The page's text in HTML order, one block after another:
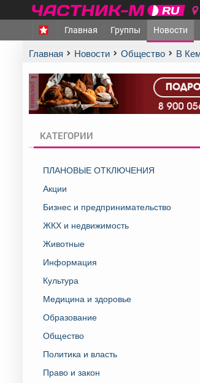
Главная Группы Новости
Главная Новости Общество В
реклама
КАТЕГОРИИ
ПЛАНОВЫЕ ОТКЛЮЧЕНИЯ
Акции
Бизнес и предпринимательство
ЖКХ и недвижимость
Животные
Информация
Культура
Медицина и здоровье
Образование
Общество
Политика и власть
Право и закон